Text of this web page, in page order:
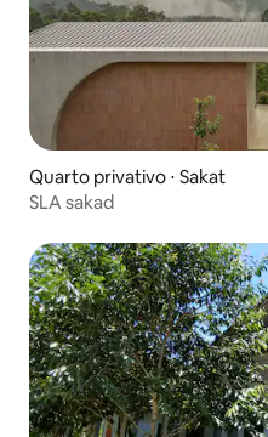
Quarto privativo ⋅ Sakat
SLA sakad